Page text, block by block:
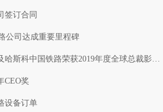
签订合同
公司达成重要里程碑
科中国铁路荣获2019年度全球总裁影响力大奖
CEO奖
设备订单